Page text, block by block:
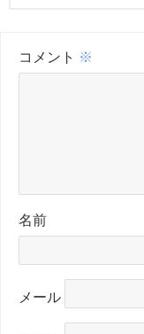
コメント ※
名前
メール